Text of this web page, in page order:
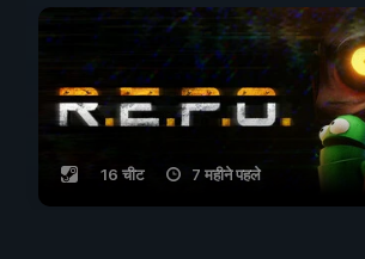
16 चीट 7 महीने पहले